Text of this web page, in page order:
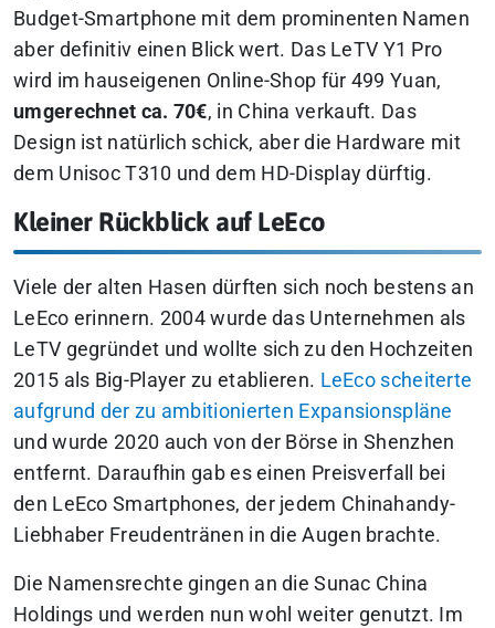
Budget-Smartphone mit dem prominenten Namen
aber definitiv einen Blick wert. Das LeTV Y1 Pro
wird im hauseigenen Online-Shop für 499 Yuan,
umgerechnet ca. 70€, in China verkauft. Das
Design ist natürlich schick, aber die Hardware mit
dem Unisoc T310 und dem HD-Display dürftig.
Kleiner Rückblick auf LeEco
Viele der alten Hasen dürften sich noch bestens an
LeEco erinnern. 2004 wurde das Unternehmen als
LeTV gegründet und wollte sich zu den Hochzeiten
2015 als Big-Player zu etablieren. LeEco scheiterte
aufgrund der zu ambitionierten Expansionspläne
und wurde 2020 auch von der Börse in Shenzhen
entfernt. Daraufhin gab es einen Preisverfall bei
den LeEco Smartphones, der jedem Chinahandy-
Liebhaber Freudentränen in die Augen brachte.
Die Namensrechte gingen an die Sunac China
Holdings und werden nun wohl weiter genutzt. Im